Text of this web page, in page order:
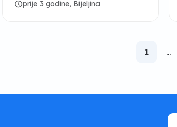
scheduleprije 3 godine, Bijeljina
1 ...